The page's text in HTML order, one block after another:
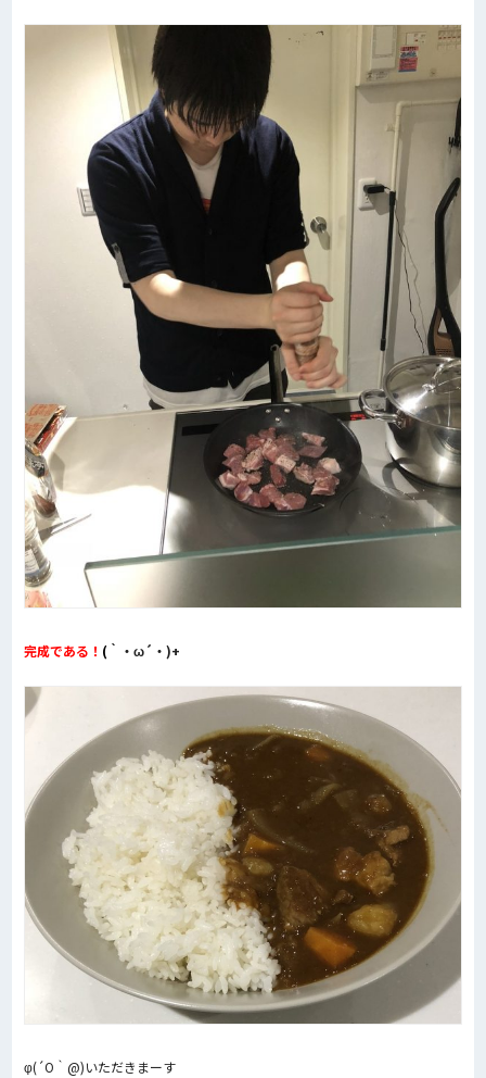
完成である！ ( ｀・ω´・)+
φ(´O｀@)いただきまーす